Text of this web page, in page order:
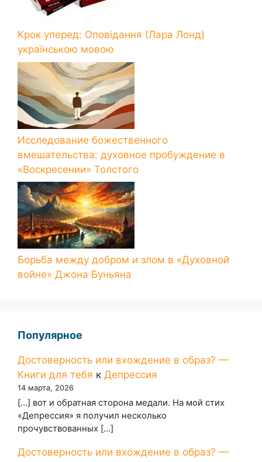
Крок уперед: Оповідання (Лара Лонд)
українською мовою
Исследование божественного
вмешательства: духовное пробуждение в
«Воскресении» Толстого
Борьба между добром и злом в «Духовной
войне» Джона Буньяна
Популярное
Достоверность или вхождение в образ? —
Книги для тебя к Депрессия
14 марта, 2026
[…] вот и обратная сторона медали. На мой стих
«Депрессия» я получил несколько
прочувствованных […]
Достоверность или вхождение в образ? —